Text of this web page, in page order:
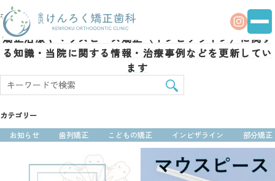
ホーム むし歯
矯正治療やマウスピース矯正（インビザライン）に関す
る知識・当院に関する情報・治療事例などを更新してい
ます
カテゴリー
お知らせ
歯列矯正 こどもの矯正 インビザライン 部分矯正